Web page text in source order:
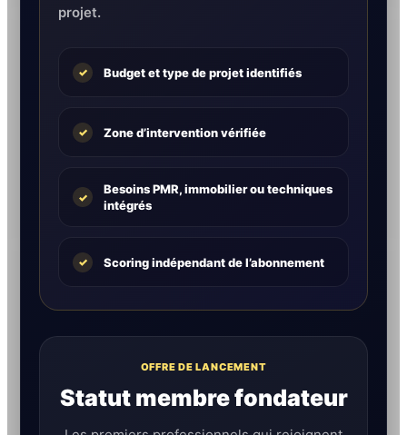
projet.
✓ Budget et type de projet identifiés
✓ Zone d’intervention vérifiée
✓
Besoins PMR, immobilier ou techniques
intégrés
✓ Scoring indépendant de l’abonnement
OFFRE DE LANCEMENT
Statut membre fondateur